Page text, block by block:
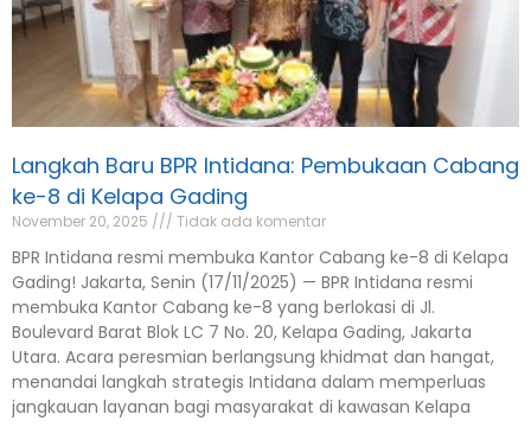
ke-8 di Kelapa Gading
November 20, 2025 Tidak ada komentar
Gading! Jakarta, Senin (17/11/2025) — BPR Intidana resmi
membuka Kantor Cabang ke-8 yang berlokasi di Jl.
Boulevard Barat Blok LC 7 No. 20, Kelapa Gading, Jakarta
Utara. Acara peresmian berlangsung khidmat dan hangat,
menandai langkah strategis Intidana dalam memperluas
jangkauan layanan bagi masyarakat di kawasan Kelapa